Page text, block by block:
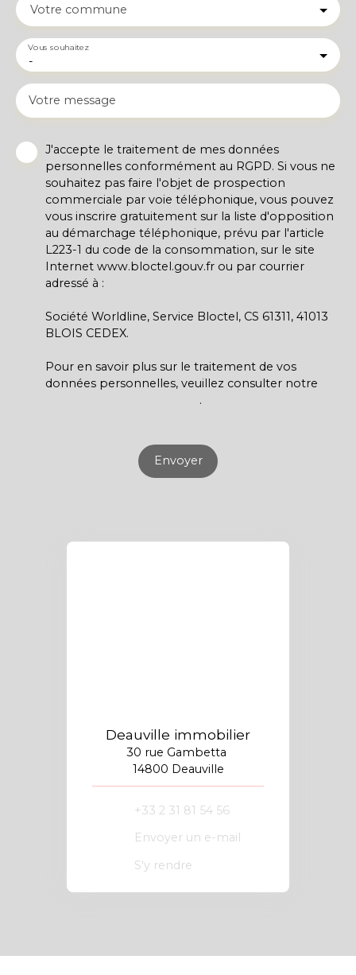
Votre commune
-
Vous souhaitez
Votre message
J'accepte le traitement de mes données
personnelles conformément au RGPD. Si vous ne
souhaitez pas faire l'objet de prospection
commerciale par voie téléphonique, vous pouvez
vous inscrire gratuitement sur la liste d'opposition
au démarchage téléphonique, prévu par l'article
L223-1 du code de la consommation, sur le site
Internet www.bloctel.gouv.fr ou par courrier
adressé à :
Société Worldline, Service Bloctel, CS 61311, 41013
BLOIS CEDEX.
Pour en savoir plus sur le traitement de vos
données personnelles, veuillez consulter notre
.
Envoyer
Deauville immobilier
30 rue Gambetta
14800 Deauville
+33 2 31 81 54 56
Envoyer un e-mail
S'y rendre